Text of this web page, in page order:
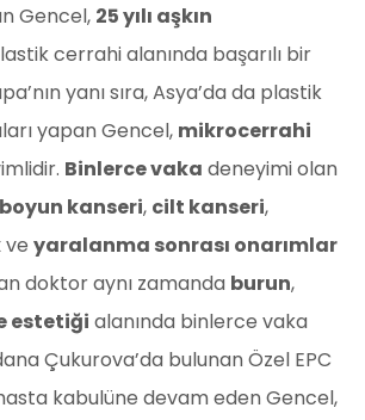
Gencel, 25 yılı aşkın
cerrahi alanında başarılı bir
yanı sıra, Asya’da da plastik
yapan Gencel, mikrocerrahi
Binlerce vaka deneyimi olan
kanseri, cilt kanseri,
veyaralanma sonrası onarımlar
doktor aynı zamanda burun,
estetiği alanında binlerce vaka
Çukurova’da bulunan Özel EPC
kabulüne devam eden Gencel,